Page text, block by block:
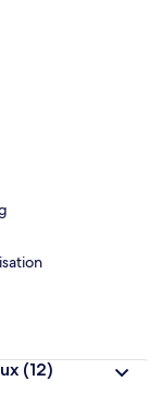
Miami (quartier
10 minutes à pied.
un franc
se situe à une
: Arrêt de tram
de tram College-
(12)